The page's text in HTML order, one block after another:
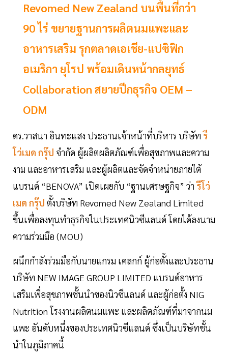
Revomed New Zealand บนพื้นที่กว่า
90 ไร่ ขยายฐานการผลิตนมแพะและ
อาหารเสริม รุกตลาดเอเชีย-แปซิฟิก
อเมริกา ยุโรป พร้อมเดินหน้ากลยุทธ์
Collaboration สยายปีกธุรกิจ OEM –
ODM
ดร.วาสนา อินทะแสง ประธานเจ้าหน้าที่บริหาร บริษัทรี
โว่เมด กรุ๊ป จำกัด ผู้ผลิตผลิตภัณฑ์เพื่อสุขภาพและความ
งาม และอาหารเสริม และผู้ผลิตและจัดจำหน่ายภายใต้
แบรนด์ “BENOVA” เปิดเผยกับ “ฐานเศรษฐกิจ” ว่ารีโว่
เมด กรุ๊ป ตั้งบริษัท Revomed New Zealand Limited
ขึ้นเพื่อลงทุนทำธุรกิจในประเทศนิวซีแลนด์ โดยได้ลงนาม
ความร่วมมือ (MOU)
ผนึกกำลังร่วมมือกับนายแกรม เคลกก์ ผู้ก่อตั้งและประธาน
บริษัท NEW IMAGE GROUP LIMITED แบรนด์อาหาร
เสริมเพื่อสุขภาพชั้นนำของนิวซีแลนด์ และผู้ก่อตั้ง NIG
Nutrition โรงงานผลิตนมแพะ และผลิตภัณฑ์ที่มาจากนม
แพะ อันดับหนึ่งของประเทศนิวซีแลนด์ ซึ่งเป็นบริษัทชั้น
นำในภูมิภาคนี้